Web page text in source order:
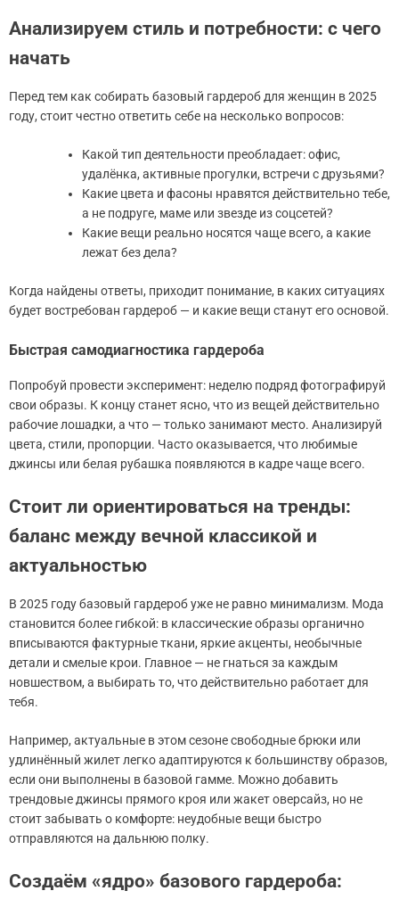
Анализируем стиль и потребности: с чего
начать
Перед тем как собирать базовый гардероб для женщин в 2025
году, стоит честно ответить себе на несколько вопросов:
Какой тип деятельности преобладает: офис,
удалёнка, активные прогулки, встречи с друзьями?
Какие цвета и фасоны нравятся действительно тебе,
а не подруге, маме или звезде из соцсетей?
Какие вещи реально носятся чаще всего, а какие
лежат без дела?
Когда найдены ответы, приходит понимание, в каких ситуациях
будет востребован гардероб — и какие вещи станут его основой.
Быстрая самодиагностика гардероба
Попробуй провести эксперимент: неделю подряд фотографируй
свои образы. К концу станет ясно, что из вещей действительно
рабочие лошадки, а что — только занимают место. Анализируй
цвета, стили, пропорции. Часто оказывается, что любимые
джинсы или белая рубашка появляются в кадре чаще всего.
Стоит ли ориентироваться на тренды:
баланс между вечной классикой и
актуальностью
В 2025 году базовый гардероб уже не равно минимализм. Мода
становится более гибкой: в классические образы органично
вписываются фактурные ткани, яркие акценты, необычные
детали и смелые крои. Главное — не гнаться за каждым
новшеством, а выбирать то, что действительно работает для
тебя.
Например, актуальные в этом сезоне свободные брюки или
удлинённый жилет легко адаптируются к большинству образов,
если они выполнены в базовой гамме. Можно добавить
трендовые джинсы прямого кроя или жакет оверсайз, но не
стоит забывать о комфорте: неудобные вещи быстро
отправляются на дальнюю полку.
Создаём «ядро» базового гардероба: